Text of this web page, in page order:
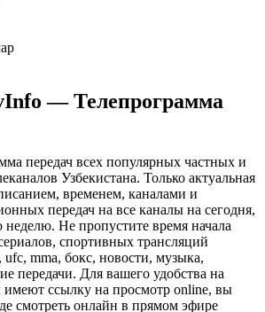
— Телепрограмма
передач всех популярных частных и
Узбекистана. Только актуальная
временем, каналами и
передач на все каналы на сегодня,
Не пропустите время начала
спортивных трансляций
ufc, mma, бокс, новости, музыка,
передачи. Для вашего удобства на
имеют ссылку на просмотр online, вы
смотреть онлайн в прямом эфире